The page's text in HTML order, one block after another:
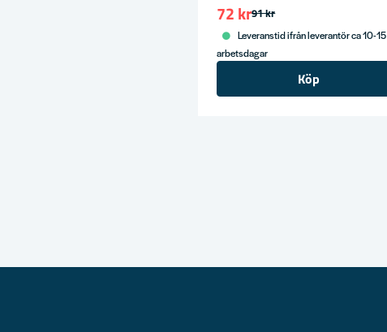
91 kr
72 kr
Leveranstid ifrån leverantör ca 10-15
arbetsdagar
Köp